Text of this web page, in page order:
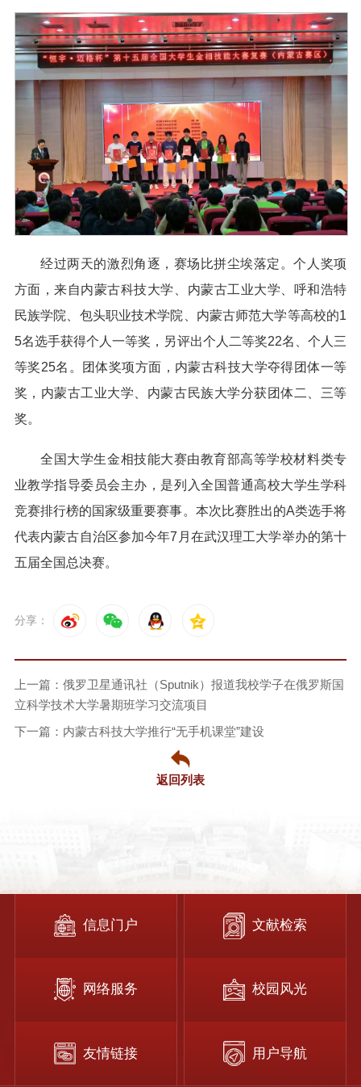
经过两天的激烈角逐，赛场比拼尘埃落定。个人奖项
方面，来自内蒙古科技大学、内蒙古工业大学、呼和浩特
民族学院、包头职业技术学院、内蒙古师范大学等高校的1
5名选手获得个人一等奖，另评出个人二等奖22名、个人三
等奖25名。团体奖项方面，内蒙古科技大学夺得团体一等
奖，内蒙古工业大学、内蒙古民族大学分获团体二、三等
奖。
全国大学生金相技能大赛由教育部高等学校材料类专
业教学指导委员会主办，是列入全国普通高校大学生学科
竞赛排行榜的国家级重要赛事。本次比赛胜出的A类选手将
代表内蒙古自治区参加今年7月在武汉理工大学举办的第十
五届全国总决赛。
分享：
上一篇：俄罗卫星通讯社（Sputnik）报道我校学子在俄罗斯国
立科学技术大学暑期班学习交流项目
下一篇：内蒙古科技大学推行“无手机课堂”建设
返回列表
信息门户 文献检索
网络服务 校园风光
友情链接 用户导航